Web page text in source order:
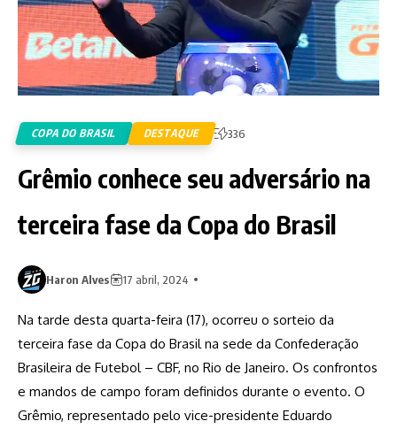
COPA DO BRASIL DESTAQUE 336
Grêmio conhece seu adversário na
terceira fase da Copa do Brasil
Haron Alves 17 abril, 2024
Na tarde desta quarta-feira (17), ocorreu o sorteio da
terceira fase da Copa do Brasil na sede da Confederação
Brasileira de Futebol – CBF, no Rio de Janeiro. Os confrontos
e mandos de campo foram definidos durante o evento. O
Grêmio, representado pelo vice-presidente Eduardo